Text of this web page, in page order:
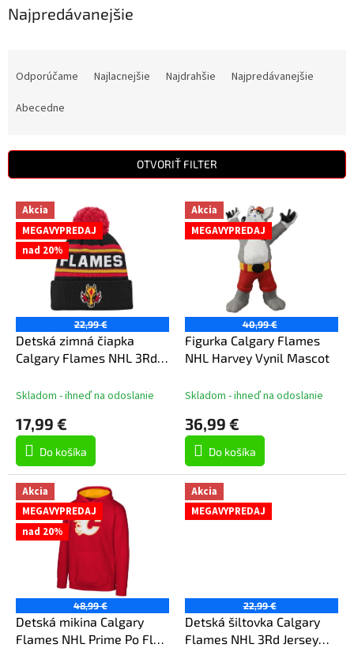
Najpredávanejšie
p
Odporúčame Najlacnejšie Najdrahšie
Najpredávanejšie
Abecedne
OTVORIŤ FILTER
V
p
Akcia
MEGAVYPREDAJ
nad 20%
22,99 €
Detská zimná čiapka
Calgary Flames NHL 3Rd
Skladom - ihneď na odoslanie
17,99 €
Do košíka
Akcia
MEGAVYPREDAJ
40,99 €
Figurka Calgary Flames
NHL Harvey Vynil Mascot
Skladom - ihneď na odoslanie
36,99 €
Do košíka
Akcia
MEGAVYPREDAJ
nad 20%
48,99 €
Detská mikina Calgary
Flames NHL Prime Po Flc
Akcia
MEGAVYPREDAJ
22,99 €
Detská šiltovka Calgary
Flames NHL 3Rd Jersey